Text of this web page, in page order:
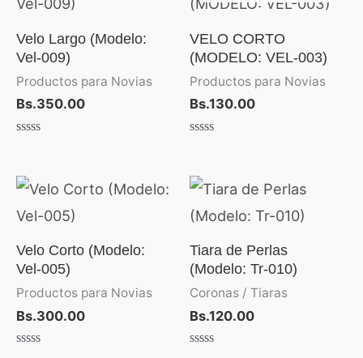
Velo Largo (Modelo:
Vel-009)
Productos para Novias
Bs.350.00
de
5
VELO CORTO
(MODELO: VEL-003)
Productos para Novias
Bs.130.00
de
5
Velo Corto (Modelo:
Vel-005)
Productos para Novias
Bs.300.00
Tiara de Perlas
(Modelo: Tr-010)
Coronas / Tiaras
Bs.120.00